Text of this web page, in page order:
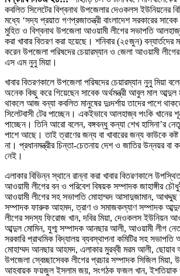
কবলিত সিলেটের বিশ্বনাথ উপজেলার দেওকলস ইউনিয়নের
মধ্যে ‘সদ্য প্রয়াত গণপ্রজাতন্ত্রী বাংলাদেশ সরকারের
মুহিত ও বিশ্বনাথ উপজেলা আওয়ামী লীগের সভাপতি আলহাজ্ব
করা খাবার বিতরণ করা হয়েছে। শনিবার (২৫জুন) বন্যার্তদের
করেন উপজেলা পরিষদের চেয়ারম্যান ও জেলা আওয়ামী লীগের
এস এম নুনু মিয়া।
খাবার বিতরণকালে উপজেলা পরিষদের চেয়ারম্যান নুনু মিয়া
অনেক কিছু করে গিয়েছেন সাবেক অর্থমন্ত্রী আবুল মাল
থাকলে আজ বন্যা কবলিত মানুষের দুঃদর্শায় তাদের পাশে
সিলেটবাসী টের পাচ্ছেন। একইভাবে আলহাজ্ব পংকি খানের
পাচ্ছেন। তিনি আরো বলেন, বঙ্গবন্ধু কন্যা শেখ হাসিনা’র
পাশে আছে। তাই ত্রাণের জন্য বা খাবারের জন্য কাউকে কষ্ট
না। প্রধানমন্ত্রীর চিন্তা-চেতনায় দেশ ও জাতির উন্নয়র
নেই।
এলাকার বিভিন্ন স্থানে রান্না করা খাবার বিতরণকালে
আওয়ামী লীগের বন ও পরিবেশ বিষয়ক সম্পাদক জাহাঙ্গীর
আওয়ামী লীগের সহ সভাপতি মোহাম্মদ আসাদুজামান, আখদ্দুছ
সম্পাদক ফারুক আহমদ, ত্রাণ ও সমাজকল্যাণ সম্পাদক
লীগের সদস্য ফিরোজ খান, দবির মিয়া, দেওকলস ইউনিয়ন
আব্দুল মোমিন, যুগ্ম সম্পাদক আনছার আলী, আওয়ামী লীগ
সরকারি প্রাথমিক বিদ্যালয় ব্যবস্থাপনা কমিটির সহ
মোহাম্মদ আনছার আহমদ, এলাকার মুরব্বী মরম আলী,
উপজেলা স্বেচ্ছাসেবক লীগের প্রচার সম্পাদক সিজিল মিয়া,
আহবায়ক ফয়জুল ইসলাম জয়, সংগঠক ফজল খান, ইশতিয়াক